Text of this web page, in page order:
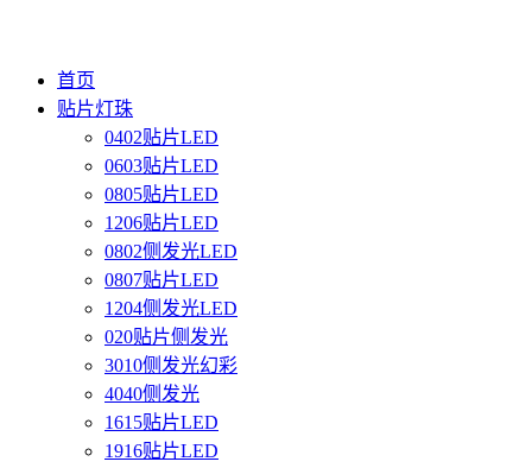
首页
贴片灯珠
0402贴片LED
0603贴片LED
0805贴片LED
1206贴片LED
0802侧发光LED
0807贴片LED
1204侧发光LED
020贴片侧发光
3010侧发光幻彩
4040侧发光
1615贴片LED
1916贴片LED